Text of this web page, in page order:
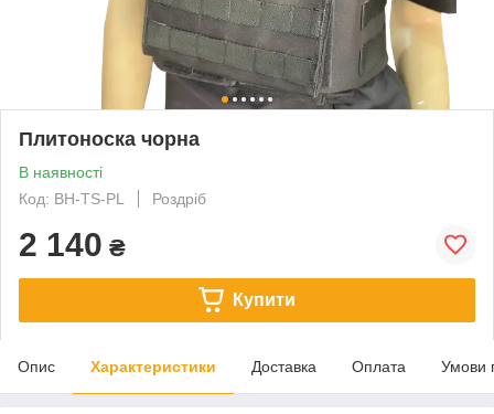
Плитоноска чорна
В наявності
Код: BH-TS-PL
Роздріб
2 140 ₴
Купити
Опис Характеристики Доставка Оплата Умови